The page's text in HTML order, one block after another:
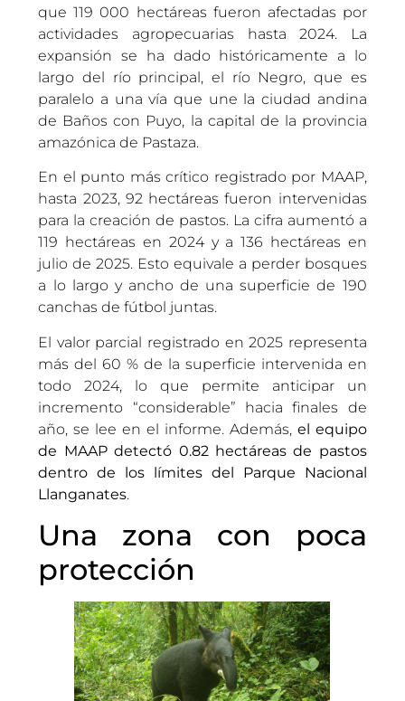
que 119 000 hectáreas fueron afectadas por
actividades agropecuarias hasta 2024. La
expansión se ha dado históricamente a lo
largo del río principal, el río Negro, que es
paralelo a una vía que une la ciudad andina
de Baños con Puyo, la capital de la provincia
amazónica de Pastaza.
En el punto más crítico registrado por MAAP,
hasta 2023, 92 hectáreas fueron intervenidas
para la creación de pastos. La cifra aumentó a
119 hectáreas en 2024 y a 136 hectáreas en
julio de 2025. Esto equivale a perder bosques
a lo largo y ancho de una superficie de 190
canchas de fútbol juntas.
El valor parcial registrado en 2025 representa
más del 60 % de la superficie intervenida en
todo 2024, lo que permite anticipar un
incremento “considerable” hacia finales de
año, se lee en el informe. Además, el equipo
de MAAP detectó 0.82 hectáreas de pastos
dentro de los límites del Parque Nacional
Llanganates.
Una zona con poca
protección